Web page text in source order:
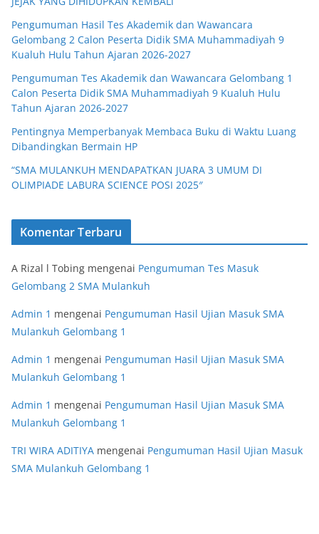
Pengumuman Hasil Tes Akademik dan Wawancara
Gelombang 2 Calon Peserta Didik SMA Muhammadiyah 9
Kualuh Hulu Tahun Ajaran 2026-2027
Pengumuman Tes Akademik dan Wawancara Gelombang 1
Calon Peserta Didik SMA Muhammadiyah 9 Kualuh Hulu
Tahun Ajaran 2026-2027
Pentingnya Memperbanyak Membaca Buku di Waktu Luang
Dibandingkan Bermain HP
“SMA MULANKUH MENDAPATKAN JUARA 3 UMUM DI
OLIMPIADE LABURA SCIENCE POSI 2025″
Komentar Terbaru
A Rizal l Tobing mengenai Pengumuman Tes Masuk
Gelombang 2 SMA Mulankuh
Admin 1 mengenai Pengumuman Hasil Ujian Masuk SMA
Mulankuh Gelombang 1
Admin 1 mengenai Pengumuman Hasil Ujian Masuk SMA
Mulankuh Gelombang 1
Admin 1 mengenai Pengumuman Hasil Ujian Masuk SMA
Mulankuh Gelombang 1
TRI WIRA ADITIYA mengenai Pengumuman Hasil Ujian Masuk
SMA Mulankuh Gelombang 1